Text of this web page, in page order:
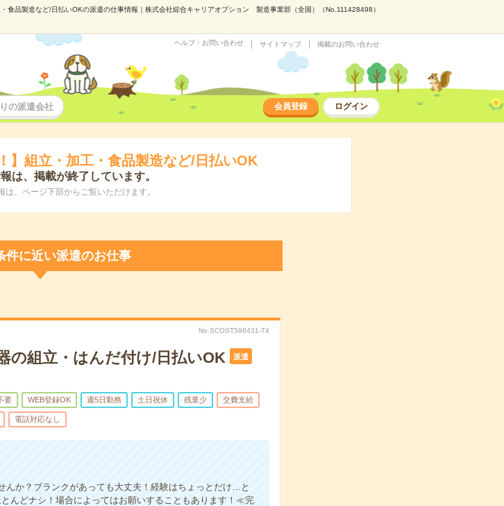
・食品製造など/日払いOKの派遣の仕事情報｜株式会社綜合キャリアオプション 製造事業部（全国）（No.111428498）
ヘルプ・お問い合わせ サイトマップ 掲載のお問い合わせ
の派遣会社 会員登録 ログイン
】組立・加工・食品製造など/日払いOK
は、掲載が終了しています。
は、ページ下部からご覧いただけます。
件に近い派遣のお仕事
No.SCOST598431-T4
の組立・はんだ付け/日払いOK 派遣
要 WEB登録OK 週5日勤務 土日祝休 残業少 交費支給
電話対応なし
か？ブランクがあっても大丈夫！経験はちょっとだけ…と
んどナシ！場合によってはお願いすることもあります！≪完